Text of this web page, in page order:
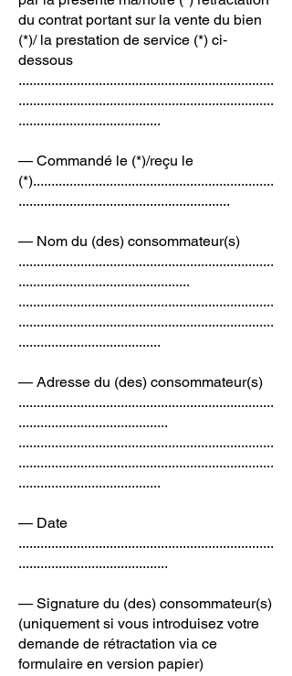
du contrat portant sur la vente du bien
(*)/ la prestation de service (*) ci‐
dessous
......................................................................
......................................................................
.......................................
— Commandé le (*)/reçu le
(*)..................................................................
..........................................................
— Nom du (des) consommateur(s)
......................................................................
...............................................
......................................................................
......................................................................
.......................................
— Adresse du (des) consommateur(s)
......................................................................
.........................................
......................................................................
......................................................................
.......................................
— Date
......................................................................
.........................................
— Signature du (des) consommateur(s)
(uniquement si vous introduisez votre
demande de rétractation via ce
formulaire en version papier)